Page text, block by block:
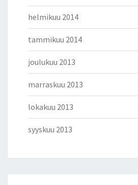
helmikuu 2014
tammikuu 2014
joulukuu 2013
marraskuu 2013
lokakuu 2013
syyskuu 2013